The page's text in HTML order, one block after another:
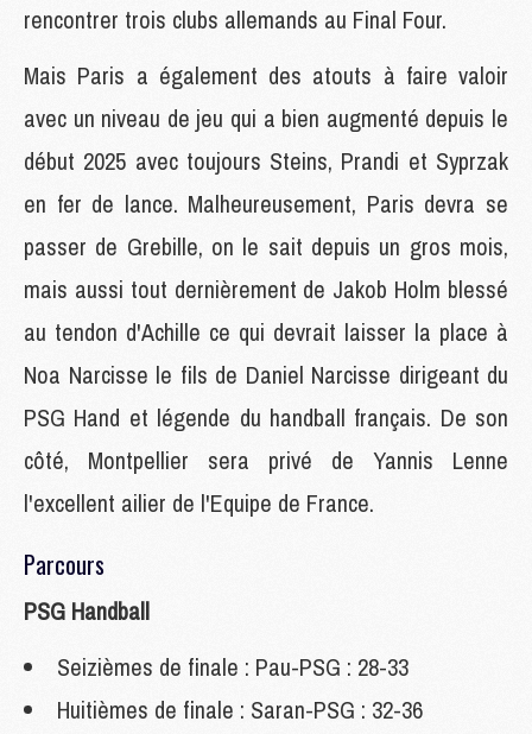
rencontrer trois clubs allemands au Final Four.
Mais Paris a également des atouts à faire valoir
avec un niveau de jeu qui a bien augmenté depuis le
début 2025 avec toujours Steins, Prandi et Syprzak
en fer de lance. Malheureusement, Paris devra se
passer de Grebille, on le sait depuis un gros mois,
mais aussi tout dernièrement de Jakob Holm blessé
au tendon d'Achille ce qui devrait laisser la place à
Noa Narcisse le fils de Daniel Narcisse dirigeant du
PSG Hand et légende du handball français. De son
côté, Montpellier sera privé de Yannis Lenne
l'excellent ailier de l'Equipe de France.
Parcours
PSG Handball
Seizièmes de finale : Pau-PSG : 28-33
Huitièmes de finale : Saran-PSG : 32-36